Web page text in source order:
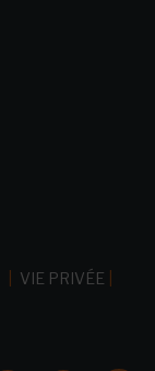
VIE PRIVÉE